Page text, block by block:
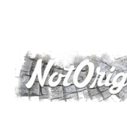
principal